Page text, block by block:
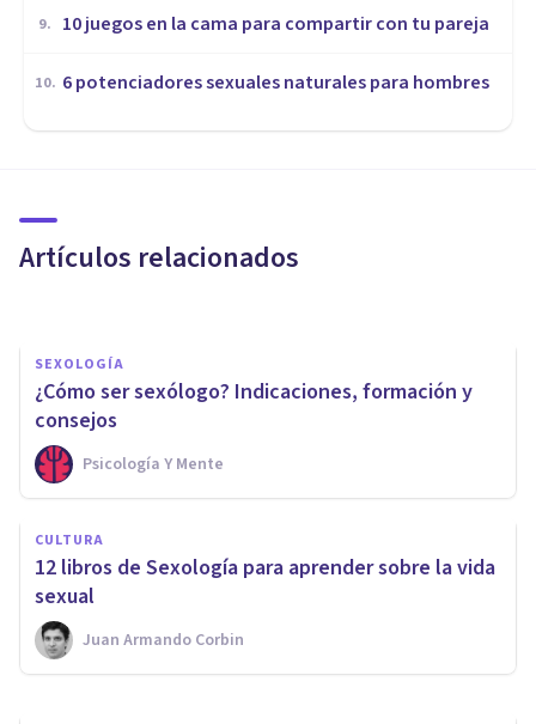
9. 10 juegos en la cama para compartir con tu pareja
10. ​6 potenciadores sexuales naturales para hombres
Artículos relacionados
que pueden convencerte
SEXOLOGÍA
¿Cómo ser sexólogo? Indicaciones, formación y
consejos
Psicología Y Mente
CULTURA
12 libros de Sexología para aprender sobre la vida
sexual
Juan Armando Corbin
Los 4 tipos de Sexólogos (y sus
funciones principales)
Nahum Montagud Rubio